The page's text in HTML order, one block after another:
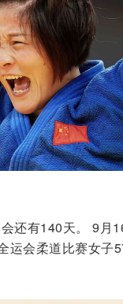
还有140天。 9月
运会柔道比赛女子